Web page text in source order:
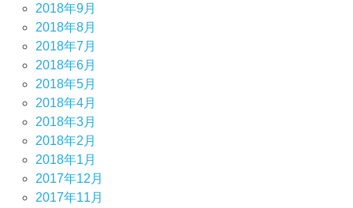
2018年9月
2018年8月
2018年7月
2018年6月
2018年5月
2018年4月
2018年3月
2018年2月
2018年1月
2017年12月
2017年11月